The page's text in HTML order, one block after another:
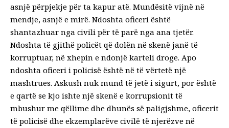
asnjë përpjekje për ta kapur atë. Mundësitë vijnë në
mendje, asnjë e mirë. Ndoshta oficeri është
shantazhuar nga civili për të parë nga ana tjetër.
Ndoshta të gjithë policët që dolën në skenë janë të
korruptuar, në xhepin e ndonjë karteli droge. Apo
ndoshta oficeri i policisë është në të vërtetë një
mashtrues. Askush nuk mund të jetë i sigurt, por është
e qartë se kjo ishte një skenë e korrupsionit të
mbushur me qëllime dhe dhunës së paligjshme, oficerit
të policisë dhe ekzemplarëve civilë të njerëzve në